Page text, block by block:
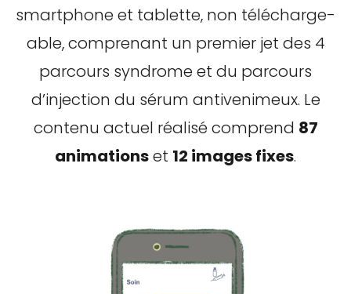
smartphone et tablette, non télécharge-
able, comprenant un premier jet des 4
parcours syndrome et du parcours
d’injection du sérum antivenimeux. Le
contenu actuel réalisé comprend 87
animationset 12 images fixes.